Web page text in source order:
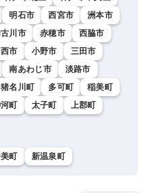
明石市 西宮市
洲本市
川市 赤穂市
西脇市
西市 小野市
三田市
南あわじ市
淡路市
猪名川町 多可町
稲美町
町 太子町
上郡町
町 新温泉町